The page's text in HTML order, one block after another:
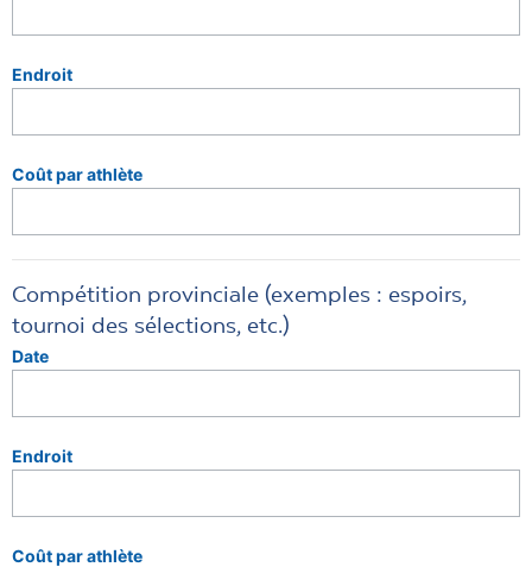
Endroit
Coût par athlète
Compétition provinciale (exemples : espoirs,
tournoi des sélections, etc.)
Date
Endroit
Coût par athlète